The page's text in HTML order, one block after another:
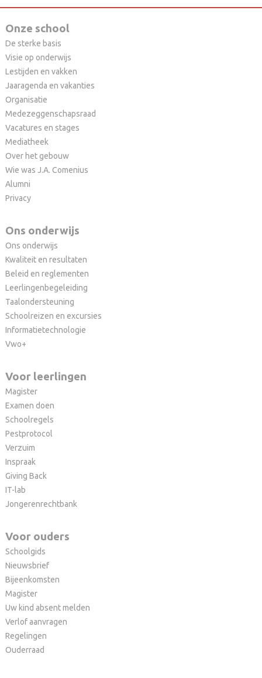
Onze school
De sterke basis
Visie op onderwijs
Lestijden en vakken
Jaaragenda en vakanties
Organisatie
Medezeggenschapsraad
Vacatures en stages
Mediatheek
Over het gebouw
Wie was J.A. Comenius
Alumni
Privacy
Ons onderwijs
Ons onderwijs
Kwaliteit en resultaten
Beleid en reglementen
Leerlingenbegeleiding
Taalondersteuning
Schoolreizen en excursies
Informatietechnologie
Vwo+
Voor leerlingen
Magister
Examen doen
Schoolregels
Pestprotocol
Verzuim
Inspraak
Giving Back
IT-lab
Jongerenrechtbank
Voor ouders
Schoolgids
Nieuwsbrief
Bijeenkomsten
Magister
Uw kind absent melden
Verlof aanvragen
Regelingen
Ouderraad